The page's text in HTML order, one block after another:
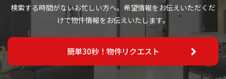
検索する時間がないお忙しい方へ。希望情報をお伝えいただくだ
けで物件情報をお伝えいたします。
簡単30秒！物件リクエスト